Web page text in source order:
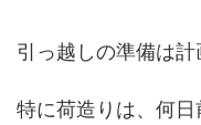
引っ越しの準備は計
特に荷造りは、何